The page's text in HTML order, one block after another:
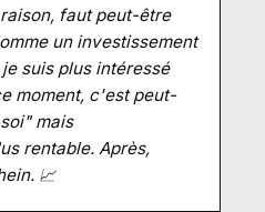
faut peut-être
un investissement
suis plus intéressé
moment, c'est peut-
mais
rentable. Après,
📈